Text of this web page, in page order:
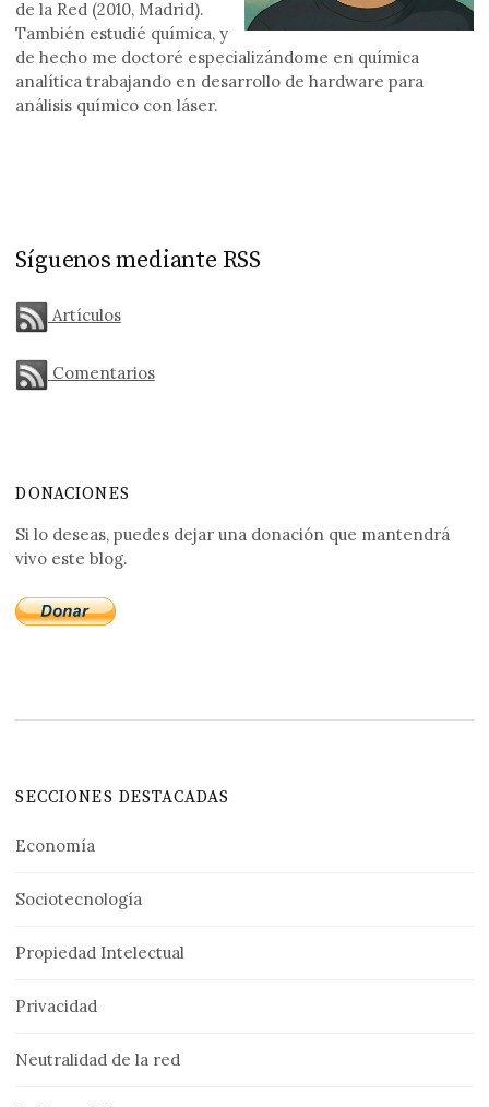
de la Red (2010, Madrid).
También estudié química, y
de hecho me doctoré especializándome en química
analítica trabajando en desarrollo de hardware para
análisis químico con láser.
Síguenos mediante RSS
Artículos
Comentarios
DONACIONES
Si lo deseas, puedes dejar una donación que mantendrá
vivo este blog.
SECCIONES DESTACADAS
Economía
Sociotecnología
Propiedad Intelectual
Privacidad
Neutralidad de la red